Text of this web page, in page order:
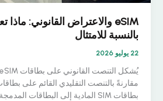
بالنسبة للامتثال
22 يوليو 2026
بطاقات SIM المادية إلى البطاقات المدمجة